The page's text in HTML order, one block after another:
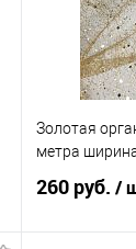
Золотая
метра
260 руб. /